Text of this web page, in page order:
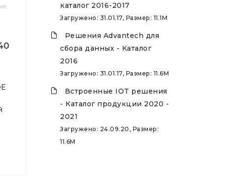
каталог 2016-2017
Загружено: 31.01.17, Размер: 11.1M
Решения Advantech для
сбора данных - Каталог
2016
Загружено: 31.01.17, Размер: 11.6M
Встроенные IOT решения
- Каталог продукции 2020 -
2021
Загружено: 24.09.20, Размер:
11.6M